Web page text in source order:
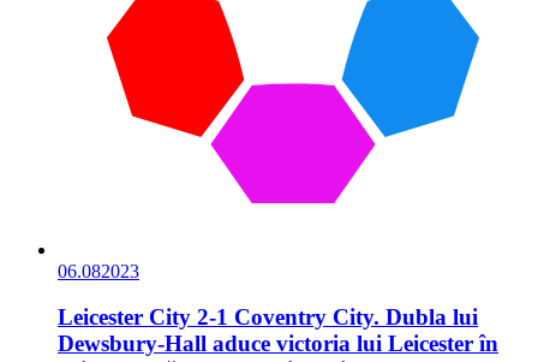
06.082023
Leicester City 2-1 Coventry City. Dubla lui
Dewsbury-Hall aduce victoria lui Leicester în